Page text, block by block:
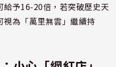
給予16-20倍，若突破歷史天
為「萬里無雲」繼續持